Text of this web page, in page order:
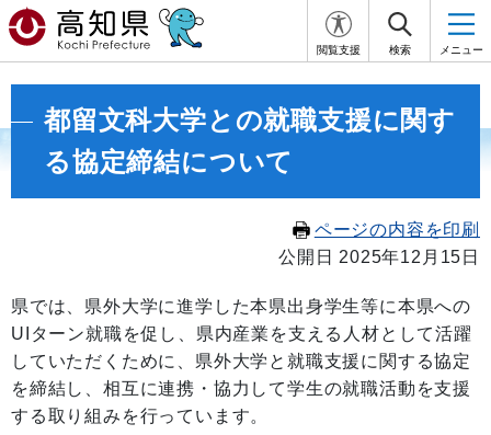
閲覧支援 検索 メニュー
都留文科大学との就職支援に関す
る協定締結について
ページの内容を印刷
公開日 2025年12月15日
県では、県外大学に進学した本県出身学生等に本県への
UIターン就職を促し、県内産業を支える人材として活躍
していただくために、県外大学と就職支援に関する協定
を締結し、相互に連携・協力して学生の就職活動を支援
する取り組みを行っています。